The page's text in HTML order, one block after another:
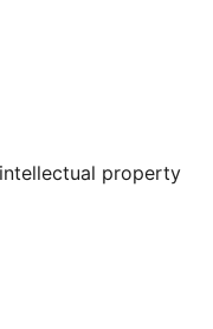
Tumblr
property